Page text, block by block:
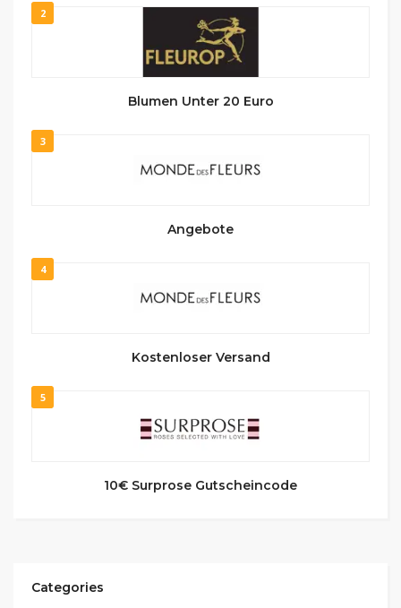
2
Blumen Unter 20 Euro
3
Angebote
4
Kostenloser Versand
5
10€ Surprose Gutscheincode
Categories